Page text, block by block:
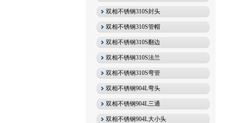
双相不锈钢310S封头
双相不锈钢310S管帽
双相不锈钢310S翻边
双相不锈钢310S法兰
双相不锈钢310S弯管
双相不锈钢904L弯头
双相不锈钢904L三通
双相不锈钢904L大小头